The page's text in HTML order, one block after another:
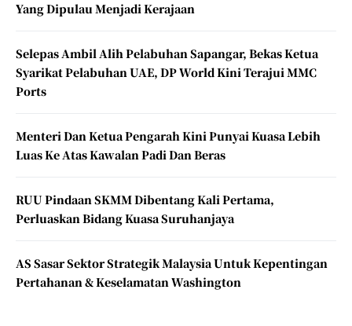
Yang Dipulau Menjadi Kerajaan
Selepas Ambil Alih Pelabuhan Sapangar, Bekas Ketua
Syarikat Pelabuhan UAE, DP World Kini Terajui MMC
Ports
Menteri Dan Ketua Pengarah Kini Punyai Kuasa Lebih
Luas Ke Atas Kawalan Padi Dan Beras
RUU Pindaan SKMM Dibentang Kali Pertama,
Perluaskan Bidang Kuasa Suruhanjaya
AS Sasar Sektor Strategik Malaysia Untuk Kepentingan
Pertahanan & Keselamatan Washington